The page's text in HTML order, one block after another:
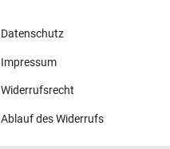
Datenschutz
Impressum
Widerrufsrecht
Ablauf des Widerrufs